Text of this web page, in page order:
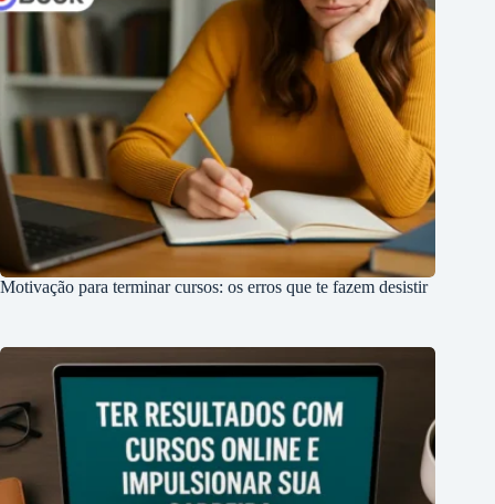
Motivação para terminar cursos: os erros que te fazem desistir